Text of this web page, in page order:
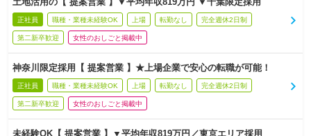
正社員 職種・業種未経験OK 上場 転勤なし 完全週休2日制
第二新卒歓迎 女性のおしごと掲載中
神奈川限定採用【 提案営業 】★上場企業で安心の転職が可能！
正社員 職種・業種未経験OK 上場 転勤なし 完全週休2日制
第二新卒歓迎 女性のおしごと掲載中
未経験OK【 提案営業 】▼平均年収819万円／東京エリア採用